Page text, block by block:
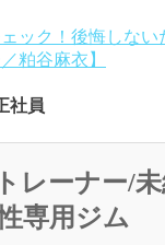
ック！後悔しない
粕谷麻衣】
社員
レーナー/
専用ジム